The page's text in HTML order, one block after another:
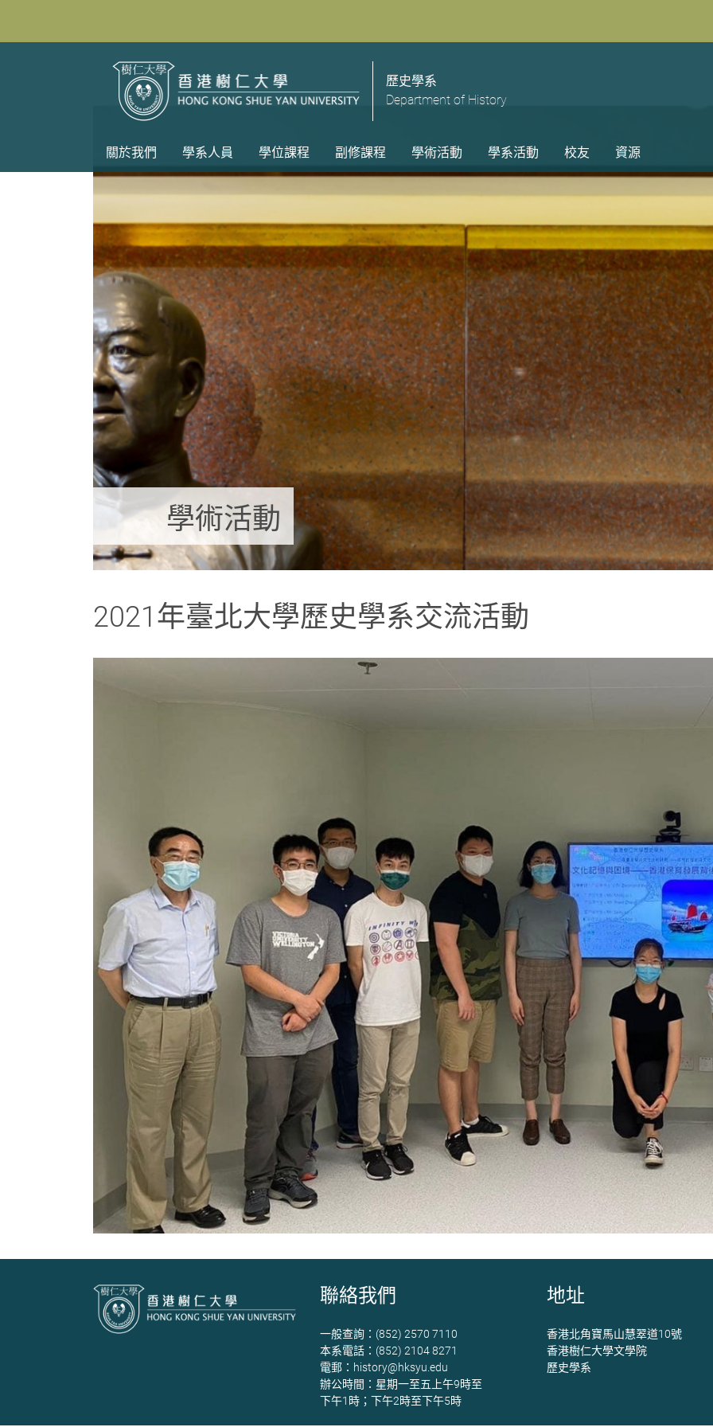
歷史學系
Department of History
關於我們 學系人員 學位課程 副修課程 學術活動 學系活動 校友 資源
學術活動
2021年臺北大學歷史學系交流活動
聯絡我們
一般查詢：(852) 2570 7110
本系電話：(852) 2104 8271
電郵： history@hksyu.edu
辦公時間：星期一至五上午9時至
下午1時；下午2時至下午5時
地址
香港北角寶馬山慧翠道10號
香港樹仁大學文學院
歷史學系